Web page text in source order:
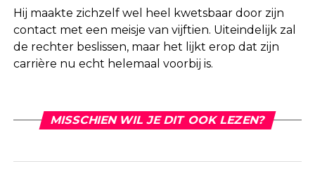
Hij maakte zichzelf wel heel kwetsbaar door zijn
contact met een meisje van vijftien. Uiteindelijk zal
de rechter beslissen, maar het lijkt erop dat zijn
carrière nu echt helemaal voorbij is.
MISSCHIEN WIL JE DIT OOK LEZEN?